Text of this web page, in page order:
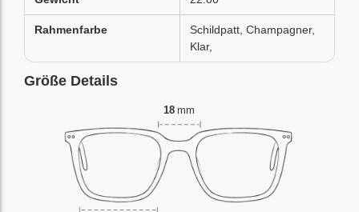
Rahmenfarbe
Schildpatt, Champagner,
Klar,
Größe Details
18 mm